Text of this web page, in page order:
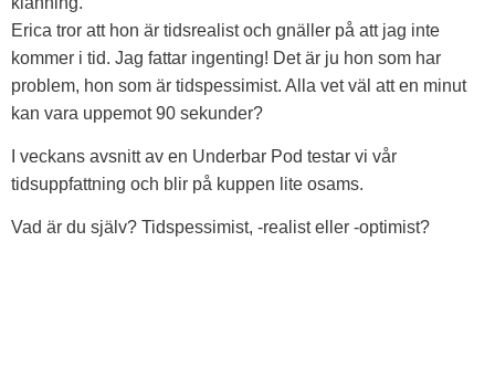
Erica tror att hon är tidsrealist och gnäller på att jag inte
kommer i tid. Jag fattar ingenting! Det är ju hon som har
problem, hon som är tidspessimist. Alla vet väl att en minut
kan vara uppemot 90 sekunder?
I veckans avsnitt av en Underbar Pod testar vi vår
tidsuppfattning och blir på kuppen lite osams.
Vad är du själv? Tidspessimist, -realist eller -optimist?